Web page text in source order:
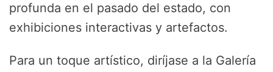
profunda en el pasado del estado, con
exhibiciones interactivas y artefactos.
Para un toque artístico, diríjase a la Galería